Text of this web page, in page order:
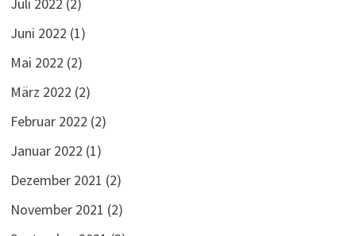
Juni 2022 (1)
Mai 2022 (2)
März 2022 (2)
Februar 2022 (2)
Januar 2022 (1)
Dezember 2021 (2)
November 2021 (2)